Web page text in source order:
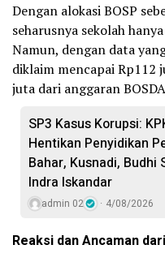
Dengan alokasi BOSP
seharusnya sekolah
Namun, dengan data
diklaim mencapai
juta dari anggaran
SP3 Kasus Korupsi:
Hentikan Penyidikan
Bahar, Kusnadi, Budhi
Indra Iskandar
admin 02 4/08/2026
Reaksi dan Ancaman